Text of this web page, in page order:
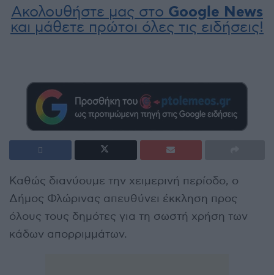
Ακολουθήστε μας στο Google News
και μάθετε πρώτοι όλες τις ειδήσεις!
Καθώς διανύουμε την χειμερινή περίοδο, ο
Δήμος Φλώρινας απευθύνει έκκληση προς
όλους τους δημότες για τη σωστή χρήση των
κάδων απορριμμάτων.